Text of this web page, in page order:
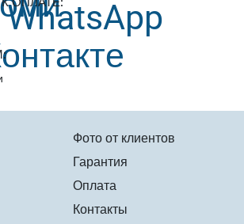
Фото от клиентов
Гарантия
Оплата
Контакты